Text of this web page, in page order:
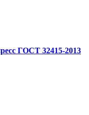
ГОСТ 32415-2013